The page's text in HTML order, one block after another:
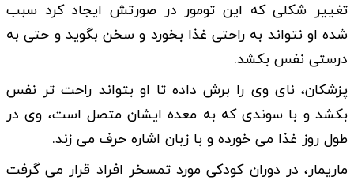
تغییر شکلی که این تومور در صورتش ایجاد کرد سبب
شده او نتواند به راحتی غذا بخورد و سخن بگوید و حتی به
درستی نفس بکشد.
پزشکان، نای وی را برش داده تا او بتواند راحت تر نفس
بکشد و با سوندی که به معده ایشان متصل است، وی در
طول روز غذا می خورده و با زبان اشاره حرف می زند.
ماریمار، در دوران کودکی مورد تمسخر افراد قرار می گرفت